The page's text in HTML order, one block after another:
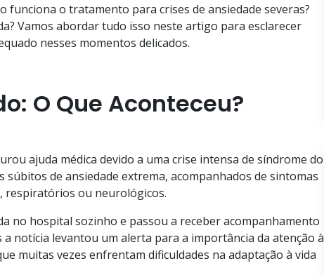
funciona o tratamento para crises de ansiedade severas?
Vamos abordar tudo isso neste artigo para esclarecer
nesses momentos delicados.
O Que Aconteceu?
ajuda médica devido a uma crise intensa de síndrome do
súbitos de ansiedade extrema, acompanhados de sintomas
respiratórios ou neurológicos.
no hospital sozinho e passou a receber acompanhamento
a notícia levantou um alerta para a importância da atenção à
muitas vezes enfrentam dificuldades na adaptação à vida